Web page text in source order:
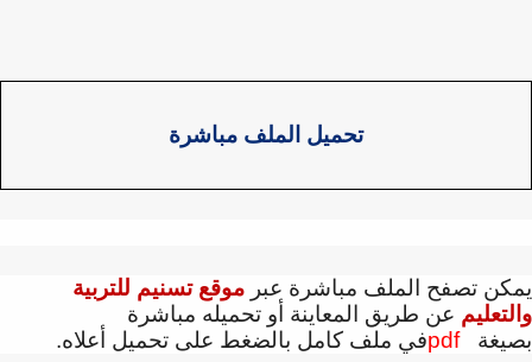
تحميل الملف مباشرة
تصفح الملف مباشرة عبرموقع تسنيم للتربية
عن طريق المعاينة أو تحميله مباشرة
pdfفي ملف كامل بالضغط على تحميل أعلاه.